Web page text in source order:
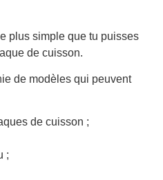
plus simple que tu puisses
de cuisson.
de modèles qui peuvent
de cuisson ;
;